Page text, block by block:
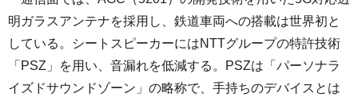
明ガラスアンテナを採用し、鉄道車両への搭載は世界初と
している。シートスピーカーにはNTTグループの特許技術
「PSZ」を用い、音漏れを低減する。PSZは「パーソナラ
イズドサウンドゾーン」の略称で、手持ちのデバイスとは